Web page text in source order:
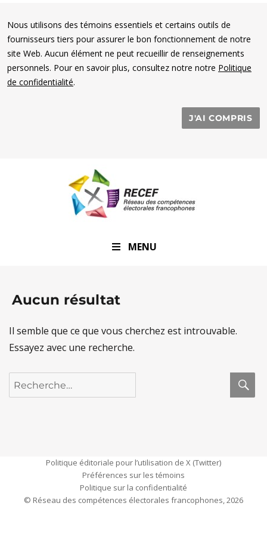
Nous utilisons des témoins essentiels et certains outils de
fournisseurs tiers pour assurer le bon fonctionnement de notre
site Web. Aucun élément ne peut recueillir de renseignements
personnels. Pour en savoir plus, consultez notre notre Politique
de confidentialité.
J'AI COMPRIS
Aucun résultat
Il semble que ce que vous cherchez est introuvable.
Essayez avec une recherche.
Recherche
pour :
MENU
Politique éditoriale pour l’utilisation de X (Twitter)
Préférences sur les témoins
Politique sur la confidentialité
© Réseau des compétences électorales francophones, 2026